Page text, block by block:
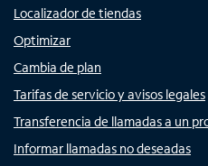
Localizador de tiendas
Optimizar
Cambia de plan
Tarifas de servicio y avisos legales
Transferencia de llamadas a un
Informar llamadas no deseadas